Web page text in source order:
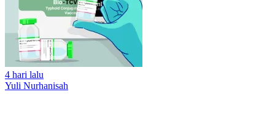
4 hari lalu
Yuli Nurhanisah